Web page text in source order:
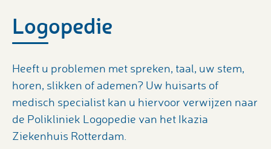
Logopedie
Heeft u problemen met spreken, taal, uw stem,
horen, slikken of ademen? Uw huisarts of
medisch specialist kan u hiervoor verwijzen naar
de Polikliniek Logopedie van het Ikazia
Ziekenhuis Rotterdam.